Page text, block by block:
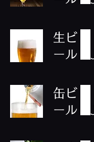
生ビ
ール
缶ビ
ール